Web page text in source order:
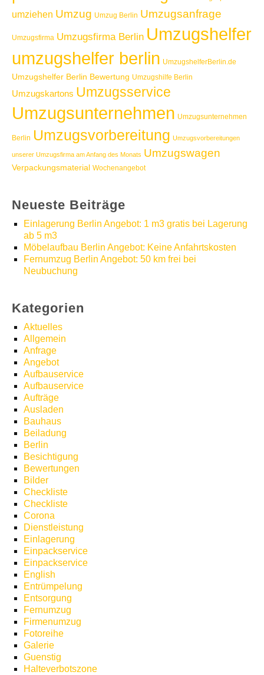
umziehen Umzug Umzug Berlin Umzugsanfrage
Umzugsfirma Umzugsfirma Berlin Umzugshelfer
umzugshelfer berlin UmzugshelferBerlin.de
Umzugshelfer Berlin Bewertung Umzugshilfe Berlin
Umzugskartons Umzugsservice
Umzugsunternehmen Umzugsunternehmen
Berlin Umzugsvorbereitung Umzugsvorbereitungen
unserer Umzugsfirma am Anfang des Monats Umzugswagen
Verpackungsmaterial Wochenangebot
Neueste Beiträge
Einlagerung Berlin Angebot: 1 m3 gratis bei Lagerung
ab 5 m3
Möbelaufbau Berlin Angebot: Keine Anfahrtskosten
Fernumzug Berlin Angebot: 50 km frei bei
Neubuchung
Kategorien
Aktuelles
Allgemein
Anfrage
Angebot
Aufbauservice
Aufbauservice
Aufträge
Ausladen
Bauhaus
Beiladung
Berlin
Besichtigung
Bewertungen
Bilder
Checkliste
Checkliste
Corona
Dienstleistung
Einlagerung
Einpackservice
Einpackservice
English
Entrümpelung
Entsorgung
Fernumzug
Firmenumzug
Fotoreihe
Galerie
Guenstig
Halteverbotszone